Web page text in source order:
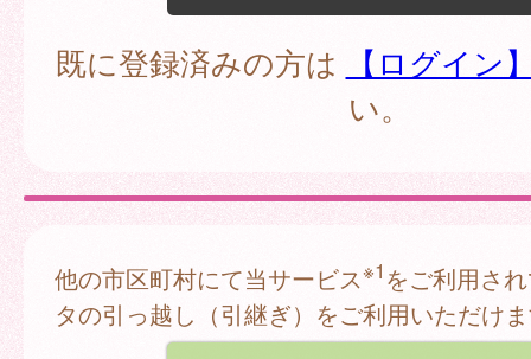
既に登録済みの方は
【ログイン
い。
他の市区町村にて当サービス※1 をご利用さ
タの引っ越し（引継ぎ）をご利用いただけ